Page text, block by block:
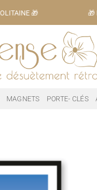
🎁 🎁
MAGNETS PORTE- CLÉS